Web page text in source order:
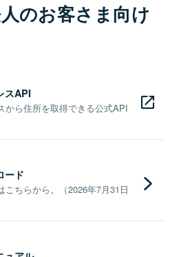
のお客さま向け
スAPI
から住所を取得できる公式API
ード
ちらから。（2026年7月31日